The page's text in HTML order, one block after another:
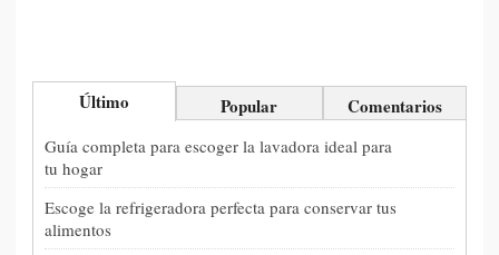
Último Popular Comentarios
Guía completa para escoger la lavadora ideal para
tu hogar
Escoge la refrigeradora perfecta para conservar tus
alimentos